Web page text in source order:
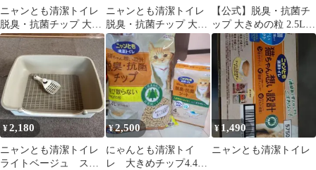
ニャンとも清潔トイレ
脱臭・抗菌チップ 大き
めの粒 2.5L 6袋
ニャンとも清潔トイレ
脱臭・抗菌チップ 大き
めの粒 4.4L &脱臭抗菌
マット
【公式】脱臭・抗菌チ
ップ 大きめの粒 2.5L
ニャンとも清潔トイレ
ペット 猫 ねこ 砂 木 シ
ステムトイレ 肉球 掃除
¥2,180
ニャンとも清潔トイレ
ライトベージュ スコ
¥2,500
にゃんとも清潔トイ
レ 大きめチップ4.4L
¥ 1,490
ニャンとも清潔トイレ